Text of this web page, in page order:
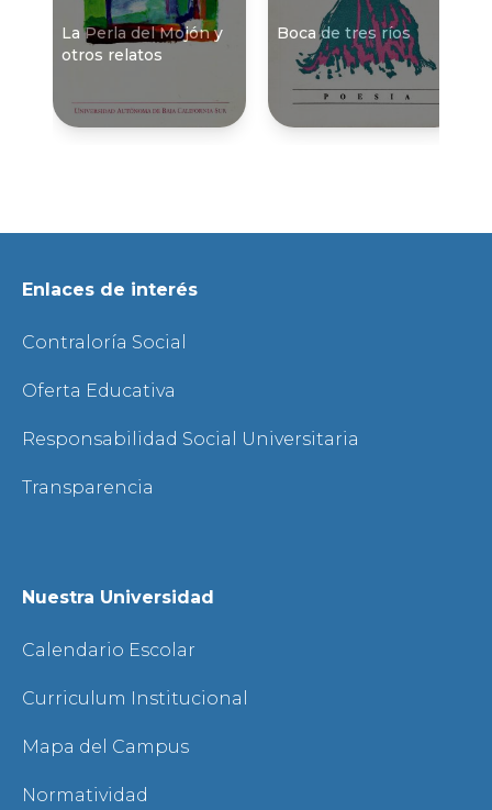
La Perla del Mojón y
otros relatos
Boca de tres rí­os
Enlaces de interés
Contraloría Social
Oferta Educativa
Responsabilidad Social Universitaria
Transparencia
Nuestra Universidad
Calendario Escolar
Curriculum Institucional
Mapa del Campus
Normatividad